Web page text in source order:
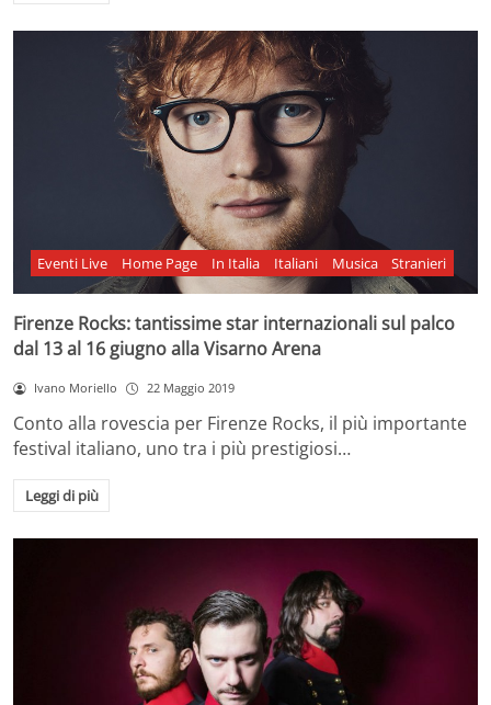
Eventi Live Home Page In Italia Italiani Musica Stranieri
Firenze Rocks: tantissime star internazionali sul palco
dal 13 al 16 giugno alla Visarno Arena
Ivano Moriello 22 Maggio 2019
Conto alla rovescia per Firenze Rocks, il più importante
festival italiano, uno tra i più prestigiosi…
Leggi di più